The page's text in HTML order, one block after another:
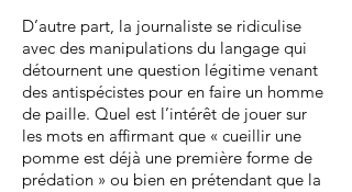
D’autre part, la journaliste se ridiculise
avec des manipulations du langage qui
détournent une question légitime venant
des antispécistes pour en faire un homme
de paille. Quel est l’intérêt de jouer sur
les mots en affirmant que « cueillir une
pomme est déjà une première forme de
prédation » ou bien en prétendant que la